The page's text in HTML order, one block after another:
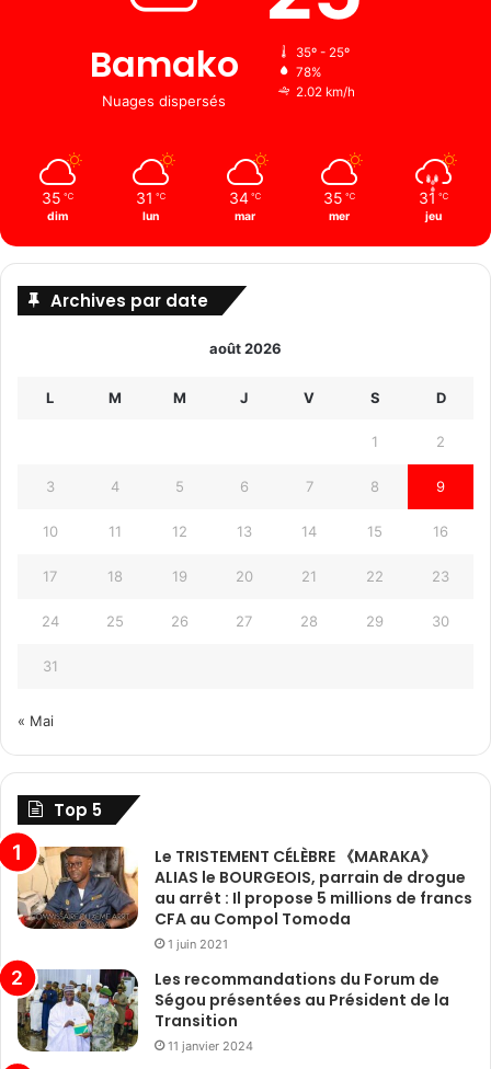
Bamako
Nuages ​​dispersés
35º - 25º
78%
2.02 km/h
35 ℃
dim
31 ℃
lun
34 ℃
mar
35 ℃
mer
31 ℃
jeu
Archives par date
août 2026
L M M J V S D
1 2
3 4 5 6 7 8 9
10 11 12 13 14 15 16
17 18 19 20 21 22 23
24 25 26 27 28 29 30
31
« Mai
Top 5
Le TRISTEMENT CÉLÈBRE 《MARAKA》
ALIAS le BOURGEOIS, parrain de drogue
au arrêt : Il propose 5 millions de francs
CFA au Compol Tomoda
1 juin 2021
Les recommandations du Forum de
Ségou présentées au Président de la
Transition
11 janvier 2024